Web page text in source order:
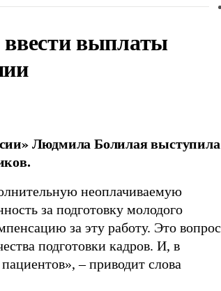
выплаты
Людмила Болилая выступила
неоплачиваемую
за подготовку молодого
за эту работу. Это вопрос
подготовки кадров. И, в
– приводит слова